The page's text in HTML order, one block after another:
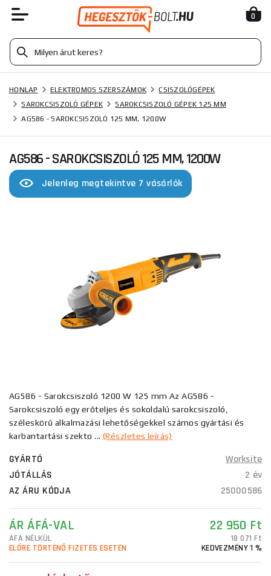
0
HONLAP ELEKTROMOS SZERSZÁMOK
CSISZOLÓGÉPEK
SAROKCSISZOLÓ GÉPEK
SAROKCSISZOLÓ GÉPEK 125 MM
AG586 - SAROKCSISZOLÓ 125 MM, 1200W
AG586 - SAROKCSISZOLÓ 125 MM, 1200W
Jelenleg megtekintve 7 vásárlók
AG586 - Sarokcsiszoló 1200 W 125 mm Az AG586 -
Sarokcsiszoló egy erőteljes és sokoldalú sarokcsiszoló,
széleskörű alkalmazási lehetőségekkel számos gyártási és
karbantartási szekto ...(Részletes leírás)
GYÁRTÓ
Worksite
JÓTÁLLÁS
2 év
AZ ÁRU KÓDJA
25000586
ÁR ÁFÁ-VAL 22 950 Ft
ÁFA NÉLKÜL
18 071 Ft
ELŐRE TÖRTÉNŐ FIZETÉS ESETÉN
KEDVEZMÉNY 1 %